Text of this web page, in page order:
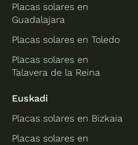
Placas solares en
Guadalajara
Placas solares en Toledo
Placas solares en
Talavera de la Reina
Euskadi
Placas solares en Bizkaia
Placas solares en